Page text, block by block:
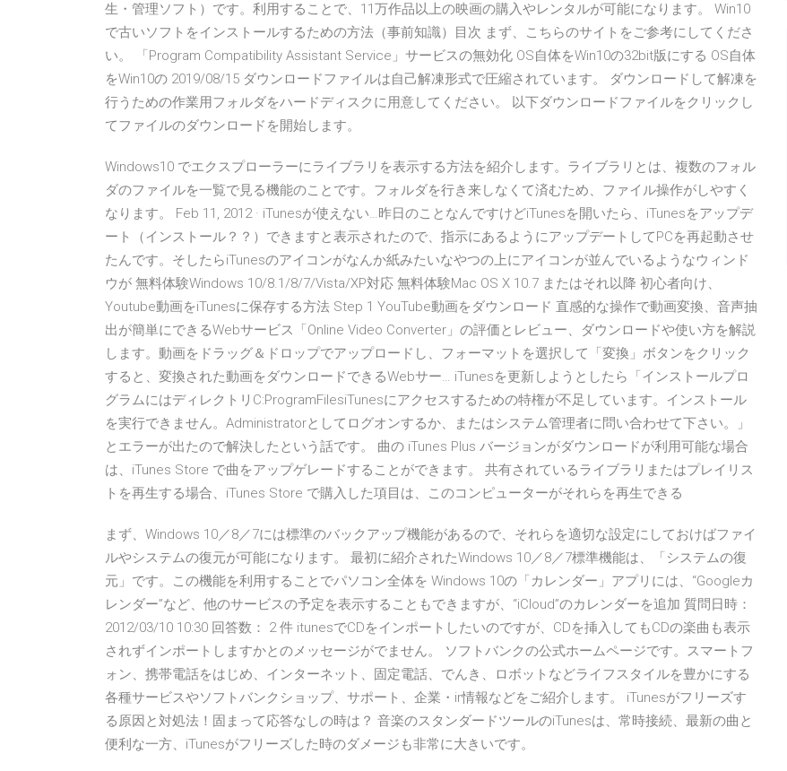
生・管理ソフト）です。利用することで、11万作品以上の映画の購入やレンタルが可能になります。 Win10
で古いソフトをインストールするための方法（事前知識）目次 まず、こちらのサイトをご参考にしてくださ
い。 「Program Compatibility Assistant Service」サービスの無効化 OS自体をWin10の32bit版にする OS自体
をWin10の 2019/08/15 ダウンロードファイルは自己解凍形式で圧縮されています。 ダウンロードして解凍を
行うための作業用フォルダをハードディスクに用意してください。 以下ダウンロードファイルをクリックし
てファイルのダウンロードを開始します。
Windows10 でエクスプローラーにライブラリを表示する方法を紹介します。ライブラリとは、複数のフォル
ダのファイルを一覧で見る機能のことです。フォルダを行き来しなくて済むため、ファイル操作がしやすく
なります。 Feb 11, 2012 · iTunesが使えない…昨日のことなんですけどiTunesを開いたら、iTunesをアップデ
ート（インストール？？）できますと表示されたので、指示にあるようにアップデートしてPCを再起動させ
たんです。そしたらiTunesのアイコンがなんか紙みたいなやつの上にアイコンが並んでいるようなウィンド
ウが 無料体験Windows 10/8.1/8/7/Vista/XP対応 無料体験Mac OS X 10.7 またはそれ以降 初心者向け、
Youtube動画をiTunesに保存する方法 Step 1 YouTube動画をダウンロード 直感的な操作で動画変換、音声抽
出が簡単にできるWebサービス「Online Video Converter」の評価とレビュー、ダウンロードや使い方を解説
します。動画をドラッグ＆ドロップでアップロードし、フォーマットを選択して「変換」ボタンをクリック
すると、変換された動画をダウンロードできるWebサー… iTunesを更新しようとしたら「インストールプロ
グラムにはディレクトリC:ProgramFilesiTunesにアクセスするための特権が不足しています。インストール
を実行できません。Administratorとしてログオンするか、またはシステム管理者に問い合わせて下さい。」
とエラーが出たので解決したという話です。 曲の iTunes Plus バージョンがダウンロードが利用可能な場合
は、iTunes Store で曲をアップゲレードすることができます。 共有されているライブラリまたはプレイリス
トを再生する場合、iTunes Store で購入した項目は、このコンピューターがそれらを再生できる
まず、Windows 10／8／7には標準のバックアップ機能があるので、それらを適切な設定にしておけばファイ
ルやシステムの復元が可能になります。 最初に紹介されたWindows 10／8／7標準機能は、「システムの復
元」です。この機能を利用することでパソコン全体を Windows 10の「カレンダー」アプリには、“Googleカ
レンダー”など、他のサービスの予定を表示することもできますが、“iCloud”のカレンダーを追加 質問日時：
2012/03/10 10:30 回答数： 2 件 itunesでCDをインポートしたいのですが、CDを挿入してもCDの楽曲も表示
されずインポートしますかとのメッセージがでません。 ソフトバンクの公式ホームページです。スマートフ
ォン、携帯電話をはじめ、インターネット、固定電話、でんき、ロボットなどライフスタイルを豊かにする
各種サービスやソフトバンクショップ、サポート、企業・ir情報などをご紹介します。 iTunesがフリーズす
る原因と対処法！固まって応答なしの時は？ 音楽のスタンダードツールのiTunesは、常時接続、最新の曲と
便利な一方、iTunesがフリーズした時のダメージも非常に大きいです。